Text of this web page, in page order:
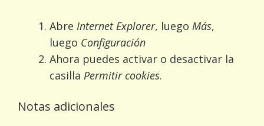
Abre Internet Explorer, luego Más,
luego Configuración
Ahora puedes activar o desactivar la
casilla Permitir cookies.
Notas adicionales